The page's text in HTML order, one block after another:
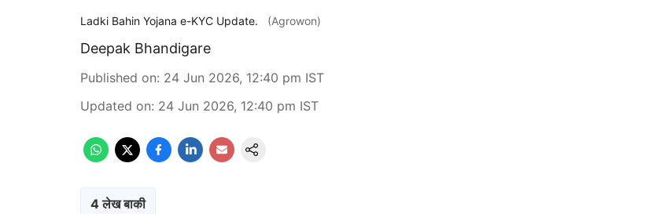
Ladki Bahin Yojana e-KYC Update. (Agrowon)
Deepak Bhandigare
Published on: 24 Jun 2026, 12:40 pm IST
Updated on: 24 Jun 2026, 12:40 pm IST
4 लेख बाकी